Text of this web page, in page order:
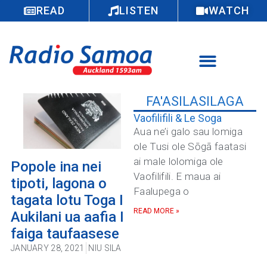
READ LISTEN WATCH
Popole ina nei
tipoti, lagona o
tagata lotu Toga I
Aukilani ua aafia I
faiga taufaasese
JANUARY 28, 2021 NIU SILA
FA'ASILASILAGA
Vaofilifili & Le Soga
Aua ne’i galo sau lomiga
ole Tusi ole Sōgā faatasi
ai male lolomiga ole
Vaofilifili. E maua ai
Faalupega o
READ MORE »